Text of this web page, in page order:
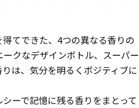
てできた、4つの異なる香りの
クなデザインボトル、スーパー
は、気分を明るくポジティブに
ーで記憶に残る香りをまとって